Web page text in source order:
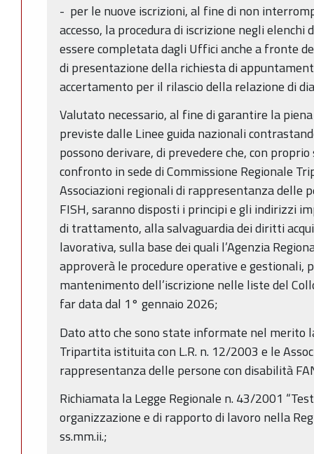
- per le nuove iscrizioni, al fine di non
accesso, la procedura di iscrizione negli
essere completata dagli Uffici anche a fronte
di presentazione della richiesta di
accertamento per il rilascio della relazione di
Valutato necessario, al fine di garantire la
previste dalle Linee guida nazionali
possono derivare, di prevedere che, con
confronto in sede di Commissione Regionale
Associazioni regionali di rappresentanza delle
FISH, saranno disposti i principi e gli indirizzi
di trattamento, alla salvaguardia dei diritti
lavorativa, sulla base dei quali l’Agenzia
approverà le procedure operative e gestionali,
mantenimento dell’iscrizione nelle liste del
far data dal 1° gennaio 2026;
Dato atto che sono state informate nel merito
Tripartita istituita con L.R. n. 12/2003 e le
rappresentanza delle persone con disabilità
Richiamata la Legge Regionale n. 43/2001
organizzazione e di rapporto di lavoro nella
ss.mm.ii.;